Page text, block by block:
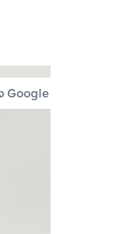
Google Map